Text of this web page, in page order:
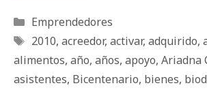
Categorías
Emprendedores
Etiquetas
2010, acreedor, activar, adquirido,
alimentos, año, años, apoyo, Ariadna
asistentes, Bicentenario, bienes,